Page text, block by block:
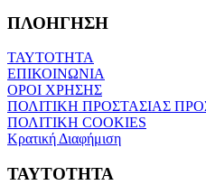
ΠΛΟΗΓΗΣΗ
ΤΑΥΤΟΤΗΤΑ
ΕΠΙΚΟΙΝΩΝΙΑ
ΟΡΟΙ ΧΡΗΣΗΣ
ΠΟΛΙΤΙΚΗ ΠΡΟΣΤΑΣΙΑΣ
ΠΟΛΙΤΙΚΗ COOKIES
Κρατική Διαφήμιση
ΤΑΥΤΟΤΗΤΑ